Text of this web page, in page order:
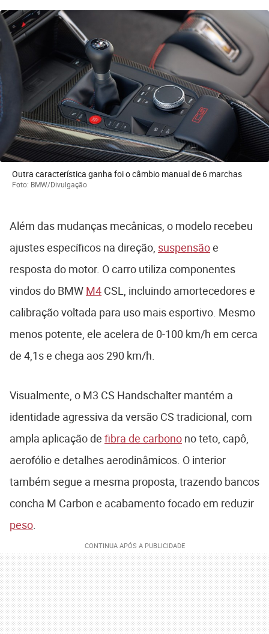
Outra característica ganha foi o câmbio manual de 6 marchas
Foto: BMW/Divulgação
Além das mudanças mecânicas, o modelo recebeu
ajustes específicos na direção, suspensãoe
resposta do motor. O carro utiliza componentes
vindos do BMW M4 CSL, incluindo amortecedores e
calibração voltada para uso mais esportivo. Mesmo
menos potente, ele acelera de 0-100 km/h em cerca
de 4,1s e chega aos 290 km/h.
Visualmente, o M3 CS Handschalter mantém a
identidade agressiva da versão CS tradicional, com
ampla aplicação de fibra de carbono no teto, capô,
aerofólio e detalhes aerodinâmicos. O interior
também segue a mesma proposta, trazendo bancos
concha M Carbon e acabamento focado em reduzir
peso.